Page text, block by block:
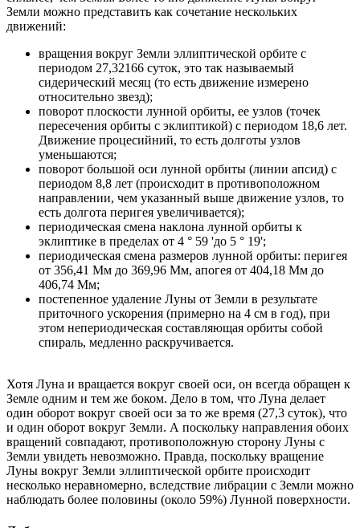
Земли можно представить как сочетание нескольких
движений:
вращения вокруг Земли эллиптической орбите с
периодом 27,32166 суток, это так называемый
сидерический месяц (то есть движение измерено
относительно звезд);
поворот плоскости лунной орбиты, ее узлов (точек
пересечения орбиты с эклиптикой) с периодом 18,6 лет.
Движение процесийний, то есть долготы узлов
уменьшаются;
поворот большой оси лунной орбиты (линии апсид) с
периодом 8,8 лет (происходит в противоположном
направлении, чем указанный выше движение узлов, то
есть долгота перигея увеличивается);
периодическая смена наклона лунной орбиты к
эклиптике в пределах от 4 ° 59 'до 5 ° 19';
периодическая смена размеров лунной орбиты: перигея
от 356,41 Мм до 369,96 Мм, апогея от 404,18 Мм до
406,74 Мм;
постепенное удаление Луны от Земли в результате
приточного ускорения (примерно на 4 см в год), при
этом непериодическая составляющая орбиты собой
спираль, медленно раскручивается.
Хотя Луна и вращается вокруг своей оси, он всегда обращен к
Земле одним и тем же боком. Дело в том, что Луна делает
один оборот вокруг своей оси за то же время (27,3 суток), что
и один оборот вокруг Земли. А поскольку направления обоих
вращений совпадают, противоположную сторону Луны с
Земли увидеть невозможно. Правда, поскольку вращение
Луны вокруг Земли эллиптической орбите происходит
несколько неравномерно, вследствие либрации с Земли можно
наблюдать более половины (около 59%) Лунной поверхности.